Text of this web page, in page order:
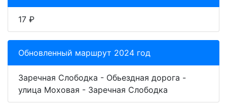
17 ₽
Обновленный маршрут 2024 год
Заречная Слободка - Обьездная дорога -
улица Моховая - Заречная Слободка